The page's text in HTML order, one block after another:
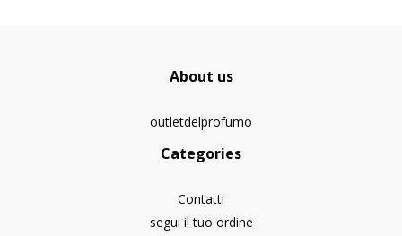
About us
outletdelprofumo
Categories
Contatti
segui il tuo ordine